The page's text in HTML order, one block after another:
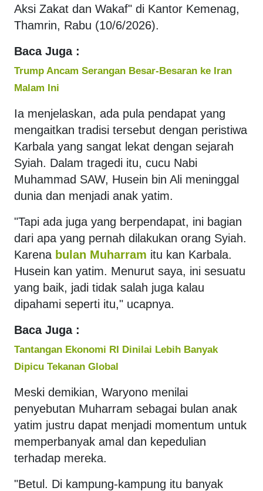
Aksi Zakat dan Wakaf" di Kantor Kemenag,
Thamrin, Rabu (10/6/2026).
Baca Juga :
Trump Ancam Serangan Besar-Besaran ke Iran
Malam Ini
Ia menjelaskan, ada pula pendapat yang
mengaitkan tradisi tersebut dengan peristiwa
Karbala yang sangat lekat dengan sejarah
Syiah. Dalam tragedi itu, cucu Nabi
Muhammad SAW, Husein bin Ali meninggal
dunia dan menjadi anak yatim.
"Tapi ada juga yang berpendapat, ini bagian
dari apa yang pernah dilakukan orang Syiah.
Karena bulan Muharram itu kan Karbala.
Husein kan yatim. Menurut saya, ini sesuatu
yang baik, jadi tidak salah juga kalau
dipahami seperti itu," ucapnya.
Baca Juga :
Tantangan Ekonomi RI Dinilai Lebih Banyak
Dipicu Tekanan Global
Meski demikian, Waryono menilai
penyebutan Muharram sebagai bulan anak
yatim justru dapat menjadi momentum untuk
memperbanyak amal dan kepedulian
terhadap mereka.
"Betul. Di kampung-kampung itu banyak